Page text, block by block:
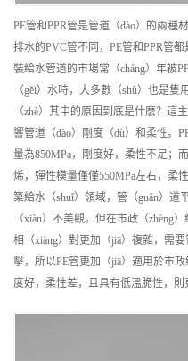
PE管和PPR管是管道（dào）的兩種材
排水的PVC管不同，PE管和PPR管
裝給水管道的市場常（cháng）年被
（gěi）水時，大多數（shù）也是
（zhè）其中的原因到底是什麽？
響管道（dào）剛度（dù）和柔性。
量為850MPa，剛度好，柔性不足；
烯，彈性模量僅僅550MPa左右，柔
築給水（shuǐ）領域，管（guǎn）
（xiàn）不美觀。但在市政（zhèng）
相（xiàng）對更加（jiā）複雜，需
擊，所以PE管更加（jiā）適用於市
度好，柔性差，且具有低溫脆性，則